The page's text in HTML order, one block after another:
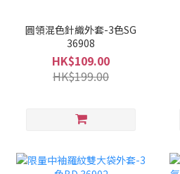
圓領混色針織外套-3色SG
36908
HK$109.00
HK$199.00